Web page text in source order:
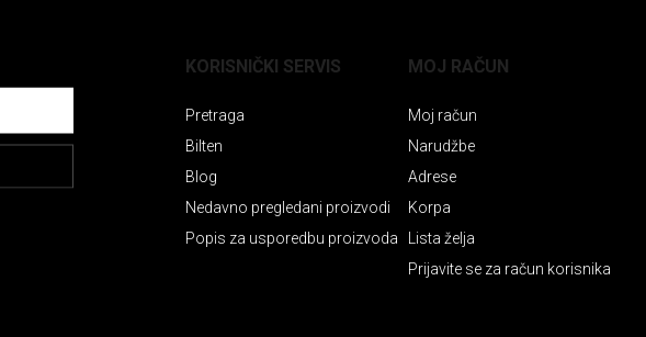
KORISNIČKI SERVIS
Pretraga
Bilten
Blog
Nedavno pregledani proizvodi
Popis za usporedbu proizvoda
MOJ RAČUN
Moj račun
Narudžbe
Adrese
Korpa
Lista želja
Prijavite se za račun korisnika